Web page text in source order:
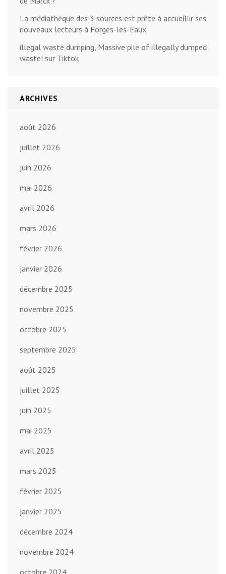
La médiathèque des 3 sources est prête à accueillir ses
nouveaux lecteurs à Forges-les-Eaux
illegal waste dumping, Massive pile of illegally dumped
waste! sur Tiktok
ARCHIVES
août 2026
juillet 2026
juin 2026
mai 2026
avril 2026
mars 2026
février 2026
janvier 2026
décembre 2025
novembre 2025
octobre 2025
septembre 2025
août 2025
juillet 2025
juin 2025
mai 2025
avril 2025
mars 2025
février 2025
janvier 2025
décembre 2024
novembre 2024
octobre 2024